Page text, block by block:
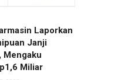
Laporkan
Janji
Mengaku
Miliar